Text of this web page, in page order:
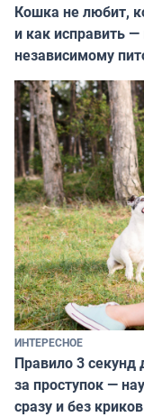
Кошка не любит,
и как исправить
независимому
ИНТЕРЕСНОЕ
Правило 3 секунд
за проступок —
сразу и без криков